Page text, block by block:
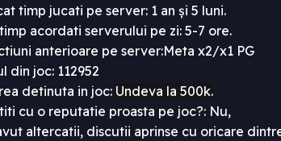
timp jucati pe server: 1 an și 5 luni.
acordati serverului pe zi: 5-7 ore.
anterioare pe server:Meta x2/x1 PG
din joc: 112952
detinuta in joc: Undeva la 500k.
cu o reputatie proasta pe joc?: Nu,
altercatii, discutii aprinse cu oricare